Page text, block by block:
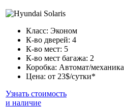
Класс: Эконом
К-во дверей: 4
К-во мест: 5
К-во мест багажа: 2
Коробка: Автомат/механика
Цена: от 23$/сутки*
Узнать стоимость
и наличие